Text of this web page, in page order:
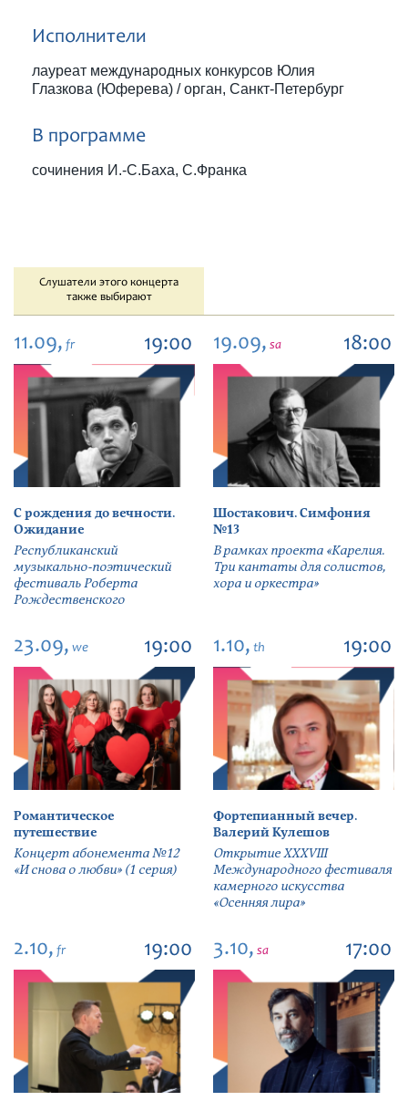
Исполнители
лауреат международных конкурсов Юлия
Глазкова (Юферева) / орган, Санкт-Петербург
В программе
сочинения И.-С.Баха, С.Франка
Слушатели этого концерта
также выбирают
11.09, fr 19:00
С рождения до вечности.
Ожидание
Республиканский
музыкально-поэтический
фестиваль Роберта
Рождественского
19.09, sa 18:00
Шостакович. Симфония
№13
В рамках проекта «Карелия.
Три кантаты для солистов,
хора и оркестра»
23.09, we 19:00
Романтическое
путешествие
Концерт абонемента №12
«И снова о любви» (1 серия)
1.10, th 19:00
Фортепианный вечер.
Валерий Кулешов
Открытие ХХХVIII
Международного фестиваля
камерного искусства
«Осенняя лира»
2.10, fr 19:00 3.10, sa 17:00